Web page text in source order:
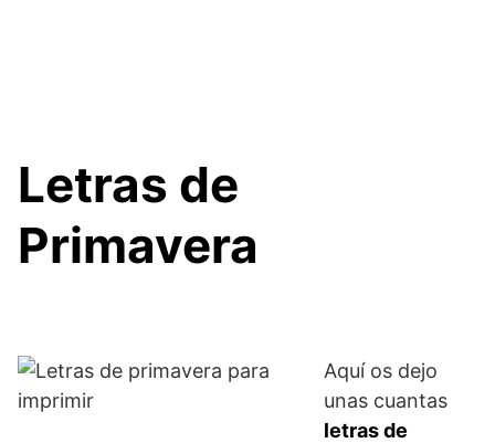
Letras de
Primavera
Aquí os dejo
unas cuantas
letras de